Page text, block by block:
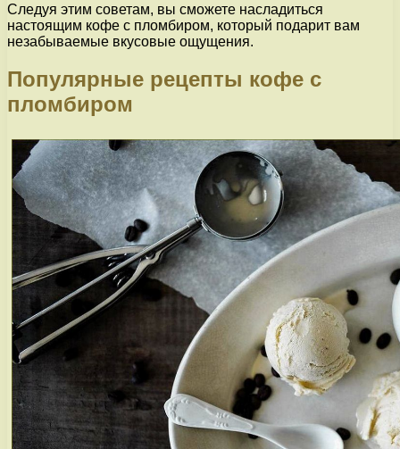
Следуя этим советам, вы сможете насладиться
настоящим кофе с пломбиром, который подарит вам
незабываемые вкусовые ощущения.
Популярные рецепты кофе с
пломбиром